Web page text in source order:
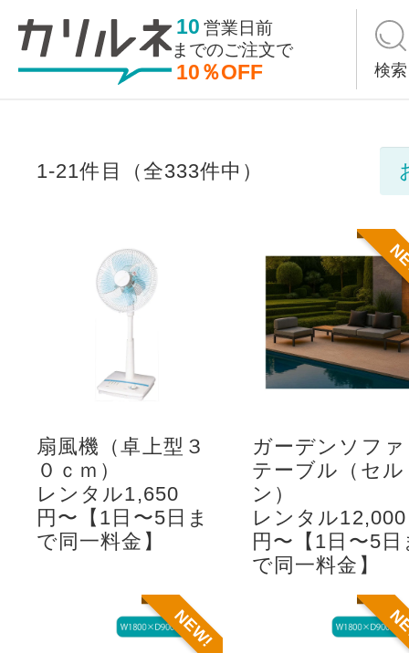
10 営業日前
までのご注文で
10％OFF 検索
1-21件目（全333件中）
扇風機（卓上型３
０ｃｍ）
レンタル1,650
円〜【1日〜5日ま
で同一料金】
ガーデンソファ
テーブル（セル
ン）
レンタル12,000
円〜【1日〜5日
で同一料金】
NEW!